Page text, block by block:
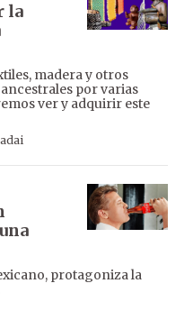
la
madera y otros
por varias
ver y adquirir este
protagoniza la